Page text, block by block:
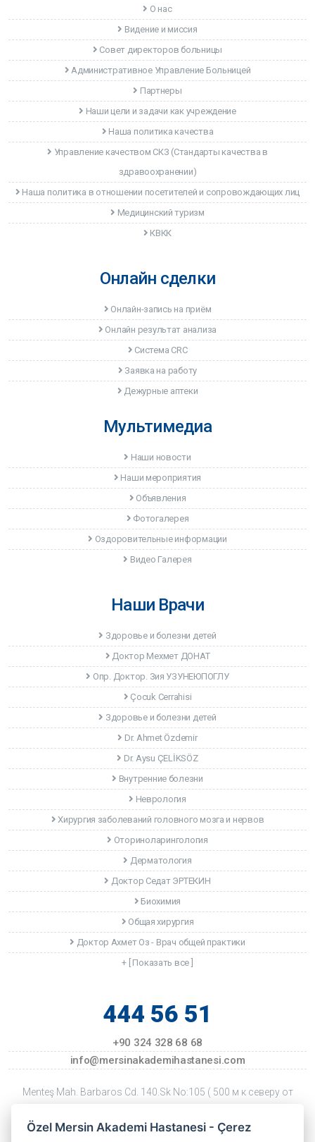
О нас
Видение и миссия
Совет директоров больницы
Административное Управление Больницей
Партнеры
Наши цели и задачи как учреждение
Наша политика качества
Управление качеством CКЗ (Стандарты качества в
здравоохранении)
Наша политика в отношении посетителей и сопровождающих лиц
Медицинский туризм
КВКК
Онлайн сделки
Онлайн-запись на приём
Онлайн результат анализа
Система CRC
Заявка на работу
Дежурные аптеки
Мультимедиа
Наши новости
Наши мероприятия
Объявления
Фотогалерея
Оздоровительные информации
Видео Галерея
Наши Врачи
Здоровье и болезни детей
Доктор Мехмет ДОНАТ
Опр. Доктор. Зия УЗУНЕЮПОГЛУ
Çocuk Cerrahisi
Здоровье и болезни детей
Dr. Ahmet Özdemir
Dr. Aysu ÇELİKSÖZ
Внутренние болезни
Неврология
Хирургия заболеваний головного мозга и нервов
Оториноларингология
Дерматология
Доктор Седат ЭРТЕКИН
Биохимия
Общая хирургия
Доктор Ахмет Оз - Врач общей практики
+ [ Показать все ]
444 56 51
+90 324 328 68 68
info@mersinakademihastanesi.com
Menteş Mah. Barbaros Cd. 140.Sk No:105 ( 500 м к северу от
Дата последнего обновления: 22 Temmuz 2026 Çarşamba
Özel Mersin Akademi Hastanesi - Çerez